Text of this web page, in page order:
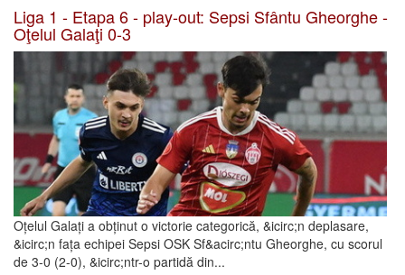
Liga 1 - Etapa 6 - play-out: Sepsi Sfântu Gheorghe -
Oţelul Galaţi 0-3
Oțelul Galați a obținut o victorie categorică, &icirc;n deplasare,
&icirc;n fața echipei Sepsi OSK Sf&acirc;ntu Gheorghe, cu scorul
de 3-0 (2-0), &icirc;ntr-o partidă din...